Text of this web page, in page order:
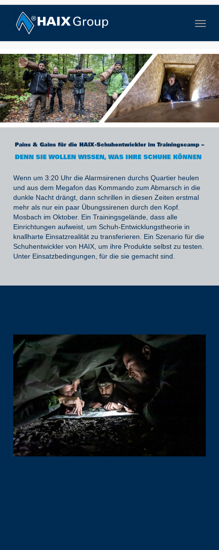
Skip
Menu
Wenn um 3:20 Uhr die Alarmsirenen durchs Quartier heulen
und aus dem Megafon das Kommando zum Abmarsch in die
dunkle Nacht drängt, dann schrillen in diesen Zeiten erstmal
mehr als nur ein paar Übungssirenen durch den Kopf.
Mosbach im Oktober. Ein Trainingsgelände, dass alle
Einrichtungen aufweist, um Schuh-Entwicklungstheorie in
knallharte Einsatzrealität zu transferieren. Ein Szenario für die
Schuhentwickler von HAIX, um ihre Produkte selbst zu testen.
Unter Einsatzbedingungen, für die sie gemacht sind.